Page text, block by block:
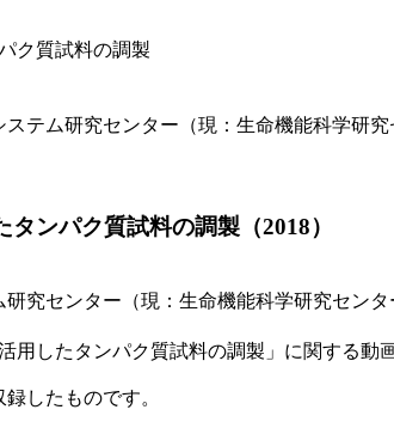
ク質試料の調製
テム研究センター（現：生命機能科学研究
ンパク質試料の調製（2018）
究センター（現：生命機能科学研究センタ
用したタンパク質試料の調製」に関する動
したものです。